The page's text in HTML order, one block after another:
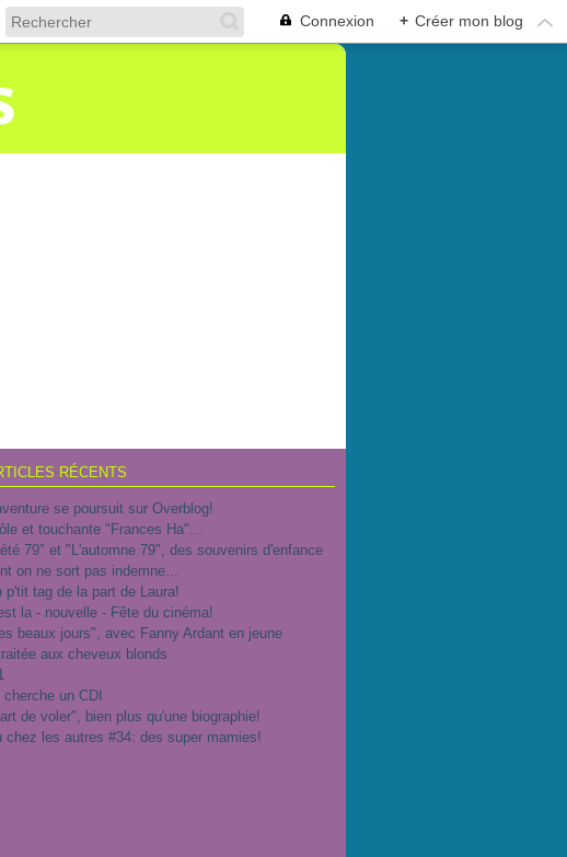
Connexion + Créer mon blog
RÉCENTS
se poursuit sur Overblog!
et touchante "Frances Ha"...
79" et "L'automne 79", des souvenirs d'enfance
on ne sort pas indemne...
p'tit tag de la part de Laura!
la - nouvelle - Fête du cinéma!
beaux jours", avec Fanny Ardant en jeune
aux cheveux blonds
cherche un CDI
de voler", bien plus qu'une biographie!
chez les autres #34: des super mamies!